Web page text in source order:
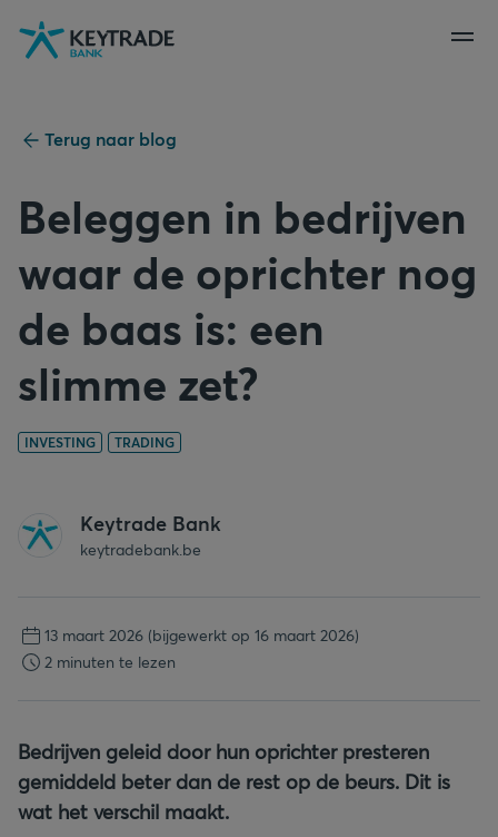
Naar
navigatie
Naar
aanmelden
Naar
inhoud
Terug naar blog
Beleggen in bedrijven
waar de oprichter nog
de baas is: een
slimme zet?
INVESTING TRADING
Keytrade Bank
keytradebank.be
13 maart 2026 (bijgewerkt op 16 maart 2026)
2 minuten te lezen
Bedrijven geleid door hun oprichter presteren
gemiddeld beter dan de rest op de beurs. Dit is
wat het verschil maakt.